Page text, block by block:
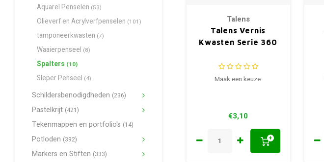
Aquarel Penselen (53)
Olieverf en Acrylverfpenselen (101)
tamponeerkwasten (7)
Waaierpenseel (8)
Spalters (10)
Sleper Penseel (4)
Schildersbenodigdheden (236)
Pastelkrijt (421)
Tekenmappen en portfolio's (14)
Potloden (392)
Markers en Stiften (333)
Talens
Talens Vernis
Kwasten Serie 360
Maak een keuze:
€3,10
+